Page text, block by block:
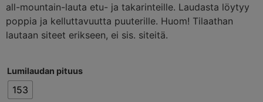
all-mountain-lauta etu- ja takarinteille. Laudasta löytyy
poppia ja kelluttavuutta puuterille. Huom! Tilaathan
lautaan siteet erikseen, ei sis. siteitä.
Lumilaudan pituus
153